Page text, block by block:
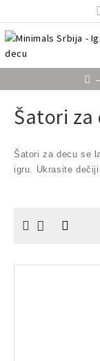
Šatori za
Šatori za decu se
igru. Ukrasite